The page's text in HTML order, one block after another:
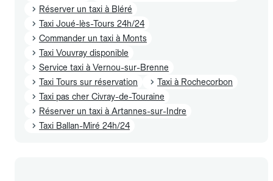
Réserver un taxi à Bléré
Taxi Joué-lès-Tours 24h/24
Commander un taxi à Monts
Taxi Vouvray disponible
Service taxi à Vernou-sur-Brenne
Taxi Tours sur réservation
Taxi à Rochecorbon
Taxi pas cher Civray-de-Touraine
Réserver un taxi à Artannes-sur-Indre
Taxi Ballan-Miré 24h/24